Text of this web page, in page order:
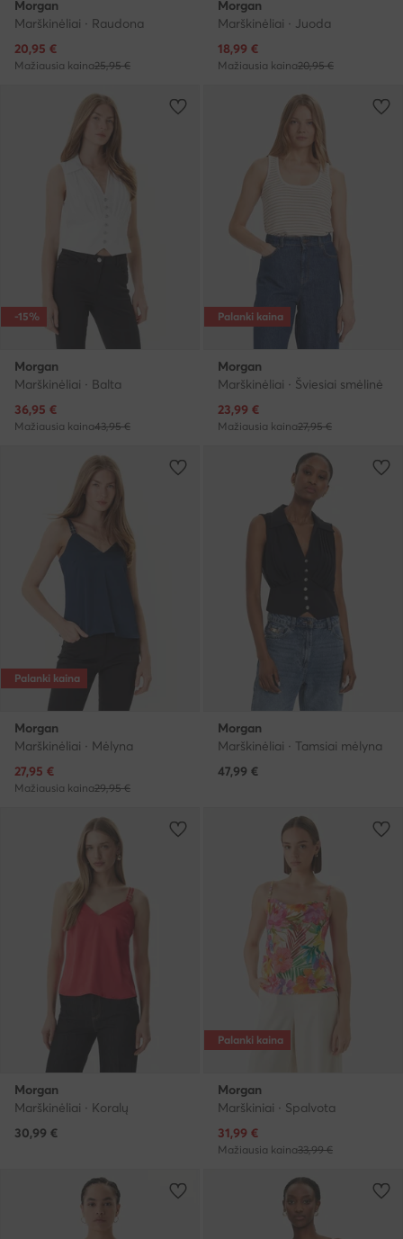
Morgan
Marškinėliai · Raudona
Dabartinė kaina
20,95 €
Mažiausia kaina25,95 €
Morgan
Marškinėliai · Juoda
Dabartinė kaina
18,99 €
Mažiausia kaina20,95 €
-15%
Morgan
Marškinėliai · Balta
Dabartinė kaina
36,95 €
Mažiausia kaina43,95 €
Palanki kaina
Morgan
Marškinėliai · Šviesiai smėlinė
Dabartinė kaina
23,99 €
Mažiausia kaina27,95 €
Palanki kaina
Morgan
Marškinėliai · Mėlyna
Dabartinė kaina
27,95 €
Mažiausia kaina29,95 €
Morgan
Marškinėliai · Tamsiai mėlyna
47,99 €
Morgan
Marškinėliai · Koralų
30,99 €
Palanki kaina
Morgan
Marškiniai · Spalvota
Dabartinė kaina
31,99 €
Mažiausia kaina33,99 €